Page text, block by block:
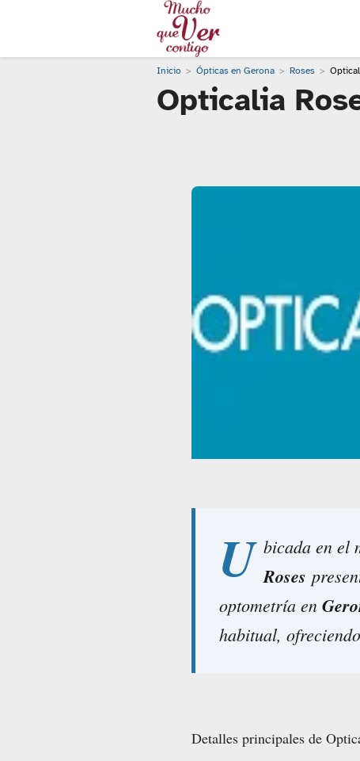
Inicio Ópticas en Gerona Roses
Opticalia
U bicada en el
Roses
optometría en
habitual,
Detalles principales de